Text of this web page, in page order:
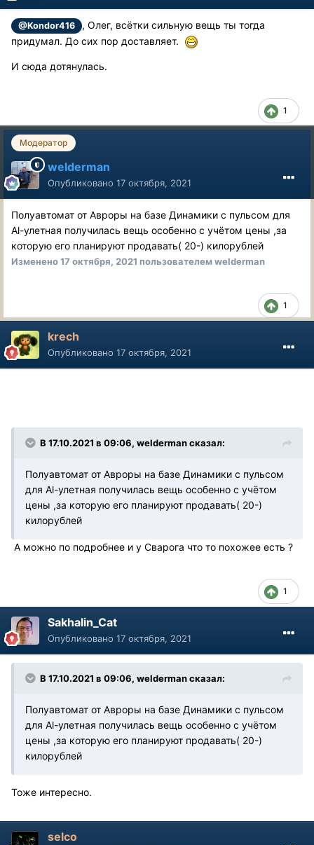
@Kondor416
, Олег, всётки сильную вещь ты тогда
придумал. До сих пор доставляет.
И сюда дотянулась.
1
Модератор
welderman
Опубликовано 17 октября, 2021
Полуавтомат от Авроры на базе Динамики с пульсом для
Al-улетная получилась вещь особенно с учётом цены ,за
которую его планируют продавать( 20-) килорублей
Изменено17 октября, 2021 пользователем welderman
1
krech
Опубликовано 17 октября, 2021
В 17.10.2021 в 09:06, welderman сказал:
Полуавтомат от Авроры на базе Динамики с пульсом
для Al-улетная получилась вещь особенно с учётом
цены ,за которую его планируют продавать( 20-)
килорублей
А можно по подробнее и у Сварога что то похожее есть ?
1
Sakhalin_Cat
Опубликовано 17 октября, 2021
В 17.10.2021 в 09:06, welderman сказал:
Полуавтомат от Авроры на базе Динамики с пульсом
для Al-улетная получилась вещь особенно с учётом
цены ,за которую его планируют продавать( 20-)
килорублей
Тоже интересно.
selco